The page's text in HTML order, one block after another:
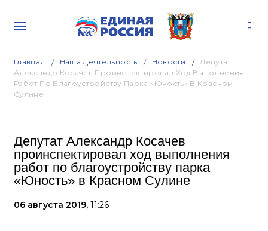
Главная Наша Деятельность Новости
Депутат
Александр Косачев Проинспектировал Ход Выполнения
Работ По Благоустройству Парка «Юность» В Красном
Сулине
Депутат Александр Косачев
проинспектировал ход выполнения
работ по благоустройству парка
«Юность» в Красном Сулине
06 августа 2019, 11:26